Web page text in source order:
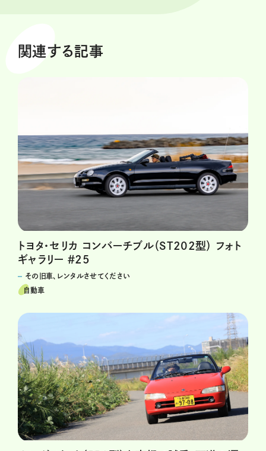
関連する記事
トヨタ・セリカ コンバーチブル（ST202型） フォト
ギャラリー ＃25
その旧車、レンタルさせてください
自動車